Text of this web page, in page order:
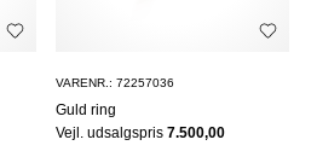
VARENR.: 72257036
Guld ring
Vejl. udsalgspris7.500,00